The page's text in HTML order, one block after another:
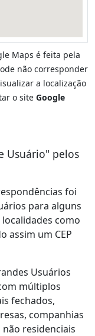
Maps é feita pela
não corresponder
a localização
o site Google
Usuário" pelos
foi
para alguns
como
assim um CEP
Usuários
múltiplos
fechados,
companhias
residenciais